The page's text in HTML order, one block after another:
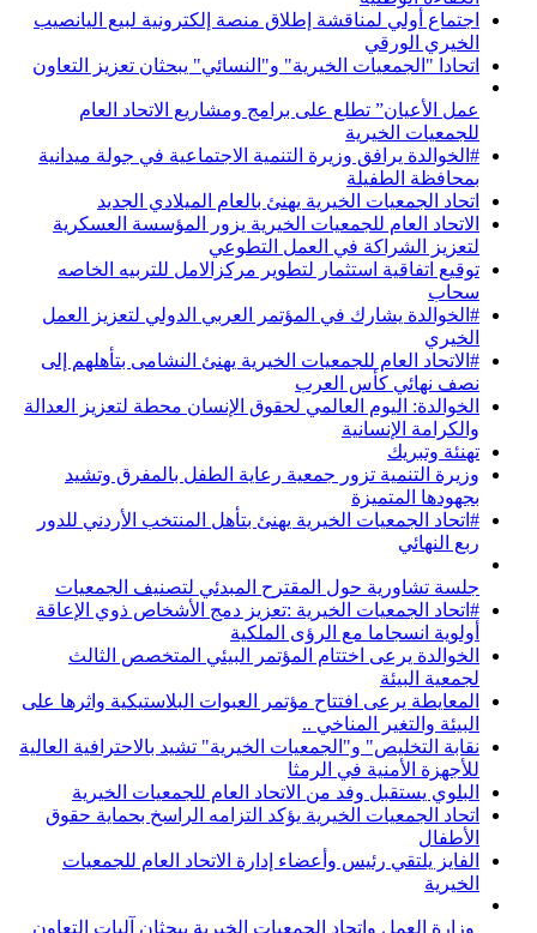
اجتماع أولي لمناقشة إطلاق منصة إلكترونية لبيع اليانصيب
الخيري الورقي
اتحادا "الجمعيات الخيرية" و"النسائي" يبحثان تعزيز التعاون
عمل الأعيان” تطلع على برامج ومشاريع الاتحاد العام
للجمعيات الخيرية
#الخوالدة يرافق وزيرة التنمية الاجتماعية في جولة ميدانية
بمحافظة الطفيلة
اتحاد الجمعيات الخيرية يهنئ بالعام الميلادي الجديد
الاتحاد العام للجمعيات الخيرية يزور المؤسسة العسكرية
لتعزيز الشراكة في العمل التطوعي
توقيع اتفاقية استثمار لتطوير مركزالامل للتربيه الخاصه
سحاب
#الخوالدة يشارك في المؤتمر العربي الدولي لتعزيز العمل
الخيري
#الاتحاد العام للجمعيات الخيرية يهنئ النشامى بتأهلهم إلى
نصف نهائي كأس العرب
الخوالدة: اليوم العالمي لحقوق الإنسان محطة لتعزيز العدالة
والكرامة الإنسانية
تهنئة وتبريك
وزيرة التنمية تزور جمعية رعاية الطفل بالمفرق وتشيد
بجهودها المتميزة
#اتحاد الجمعيات الخيرية يهنئ بتأهل المنتخب الأردني للدور
ربع النهائي
جلسة تشاورية حول المقترح المبدئي لتصنيف الجمعيات
#اتحاد الجمعيات الخيرية :تعزيز دمج الأشخاص ذوي الإعاقة
أولوية انسجاما مع الرؤى الملكية
الخوالدة يرعى اختتام المؤتمر البيئي المتخصص الثالث
لجمعية البيئة
المعايطة يرعى افتتاح مؤتمر العبوات البلاستيكية واثرها على
البيئة والتغير المناخي ..
نقابة التخليص" و"الجمعيات الخيرية" تشيد بالاحترافية العالية
للأجهزة الأمنية في الرمثا
البلوي يستقبل وفد من الاتحاد العام للجمعيات الخيرية
اتحاد الجمعيات الخيرية يؤكد التزامه الراسخ بحماية حقوق
الأطفال
الفايز يلتقي رئيس وأعضاء إدارة الاتحاد العام للجمعيات
الخيرية
⁨ وزارة العمل واتحاد الجمعيات الخيرية يبحثان آليات التعاون